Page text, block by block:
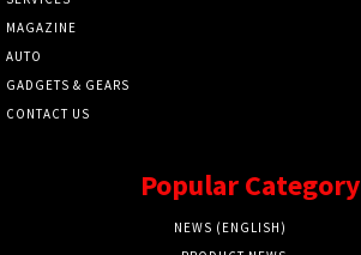
MAGAZINE
AUTO
GADGETS & GEARS
CONTACT US
Popular Category
NEWS (ENGLISH)